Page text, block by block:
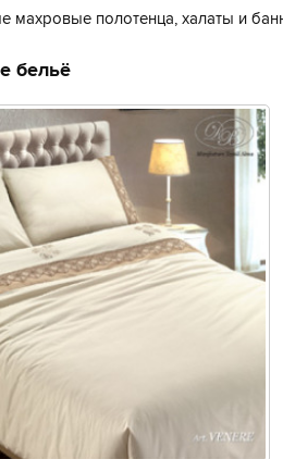
махровые полотенца, халаты и
бельё